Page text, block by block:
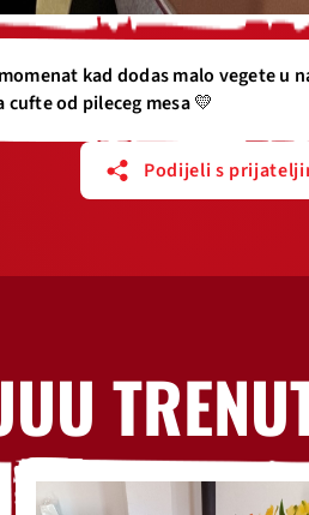
kad dodas malo vegete u
cufte od pileceg mesa 💛
Podijeli s